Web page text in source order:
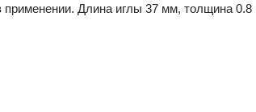
применении. Длина иглы 37 мм, толщина 0.8